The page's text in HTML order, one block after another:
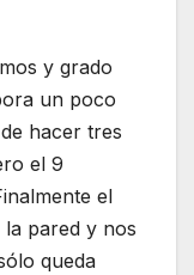
y grado
un poco
hacer tres
el 9
el
pared y nos
queda